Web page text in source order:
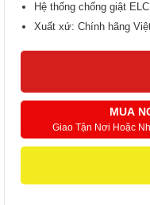
Hệ thống chống giật
Xuất xứ: Chính hãng
MUA
Giao Tận Nơi Hoặc